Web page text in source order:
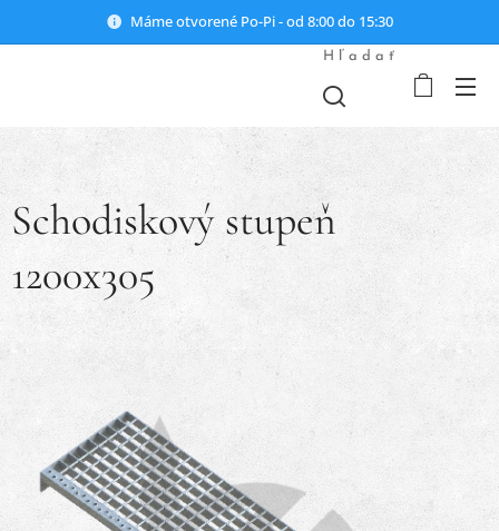
Máme otvorené Po-Pi - od 8:00 do 15:30
Hľadať
Schodiskový stupeň
1200x305